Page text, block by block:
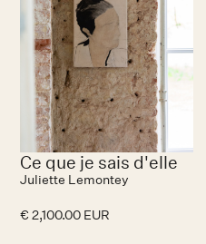
Ce que je sais d'elle
Juliette Lemontey
€ 2,100.00 EUR